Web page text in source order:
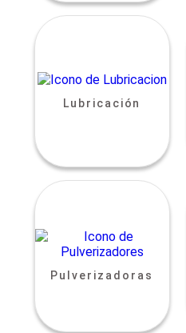
Lubricación
Pulverizadoras